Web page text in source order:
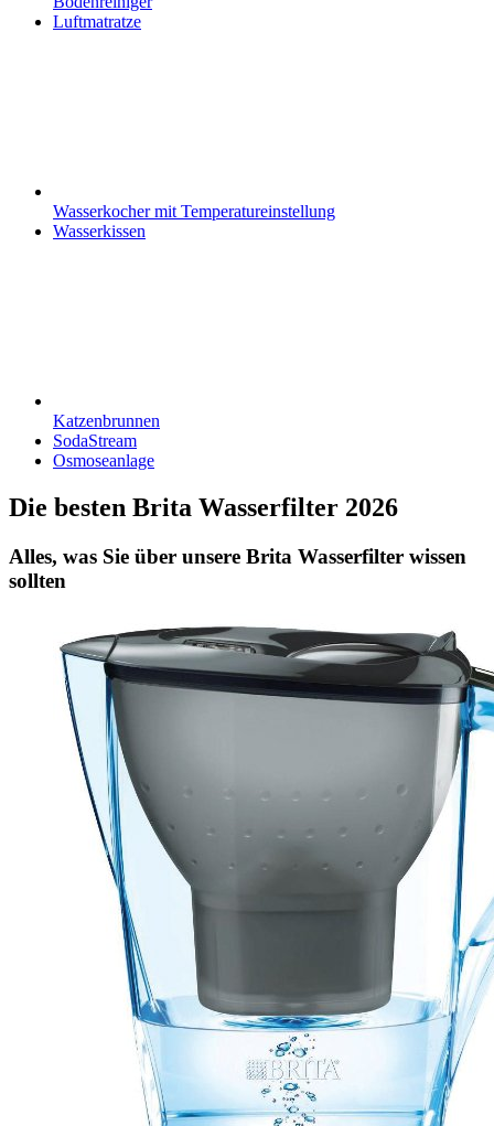
Luftmatratze
Wasserkocher mit Temperatureinstellung
Wasserkissen
Katzenbrunnen
SodaStream
Osmoseanlage
Die besten Brita Wasserfilter 2026
Alles, was Sie über unsere Brita Wasserfilter wissen
sollten